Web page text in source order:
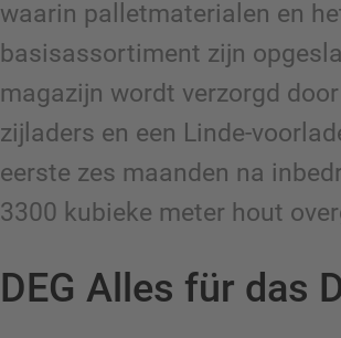
waarin palletmaterialen en
basisassortiment zijn
magazijn wordt verzorgd
zijladers en een Linde-
eerste zes maanden na
3300 kubieke meter hout
DEG Alles für das